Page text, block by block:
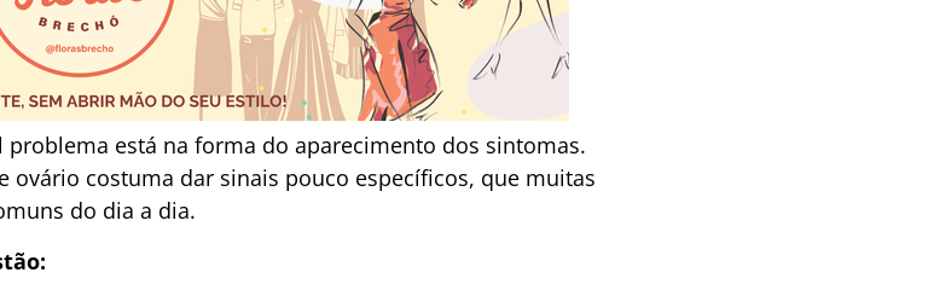
está na forma do aparecimento dos sintomas.
ovário costuma dar sinais pouco específicos, que muitas
do dia a dia.